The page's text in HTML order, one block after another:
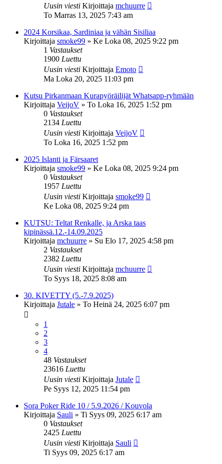
Uusin viesti Kirjoittaja mchuurre
To Marras 13, 2025 7:43 am
2024 Korsikaa, Sardiniaa ja vähän Sisiliaa
Kirjoittaja smoke99 » Ke Loka 08, 2025 9:22 pm
1 Vastaukset
1900 Luettu
Uusin viesti Kirjoittaja Emoto
Ma Loka 20, 2025 11:03 pm
Kutsu Pirkanmaan Kurapyöräilijät Whatsapp-ryhmään
Kirjoittaja VeijoV » To Loka 16, 2025 1:52 pm
0 Vastaukset
2134 Luettu
Uusin viesti Kirjoittaja VeijoV
To Loka 16, 2025 1:52 pm
2025 Islanti ja Färsaaret
Kirjoittaja smoke99 » Ke Loka 08, 2025 9:24 pm
0 Vastaukset
1957 Luettu
Uusin viesti Kirjoittaja smoke99
Ke Loka 08, 2025 9:24 pm
KUTSU: Teltat Renkalle, ja Arska taas
kipinässä.12.-14.09.2025
Kirjoittaja mchuurre » Su Elo 17, 2025 4:58 pm
2 Vastaukset
2382 Luettu
Uusin viesti Kirjoittaja mchuurre
To Syys 18, 2025 8:08 am
30. KIVETTY (5.-7.9.2025)
Kirjoittaja Jutale » To Heinä 24, 2025 6:07 pm
1
2
3
4
48 Vastaukset
23616 Luettu
Uusin viesti Kirjoittaja Jutale
Pe Syys 12, 2025 11:54 pm
Sora Poker Ride 10 / 5.9.2026 / Kouvola
Kirjoittaja Sauli » Ti Syys 09, 2025 6:17 am
0 Vastaukset
2425 Luettu
Uusin viesti Kirjoittaja Sauli
Ti Syys 09, 2025 6:17 am